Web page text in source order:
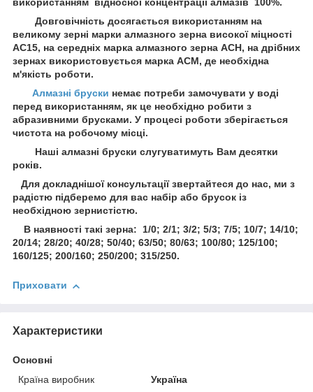
використанням відносної концентрації алмазів 100%.
Довговічність досягається використанням на
великому зерні марки алмазного зерна високої міцності
АС15, на середніх марка алмазного зерна АСН, на дрібних
зернах використовується марка ACM, де необхідна
м'якість роботи.
Алмазні бруски немає потреби замочувати у воді
перед використанням, як це необхідно робити з
абразивними брусками. У процесі роботи зберігається
чистота на робочому місці.
Наші алмазні бруски слугуватимуть Вам десятки
років.
Для докладнішої консультації звертайтеся до нас, ми з
радістю підберемо для вас набір або брусок із
необхідною зернистістю.
В наявності такі зерна: 1/0; 2/1; 3/2; 5/3; 7/5; 10/7; 14/10;
20/14; 28/20; 40/28; 50/40; 63/50; 80/63; 100/80; 125/100;
160/125; 200/160; 250/200; 315/250.
Приховати
Характеристики
Основні
Країна виробник
Україна